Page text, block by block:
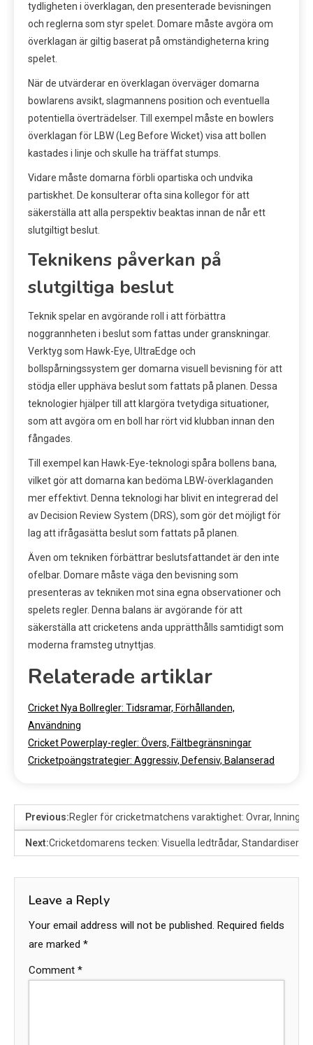
tydligheten i överklagan, den presenterade bevisningen
och reglerna som styr spelet. Domare måste avgöra om
överklagan är giltig baserat på omständigheterna kring
spelet.
När de utvärderar en överklagan överväger domarna
bowlarens avsikt, slagmannens position och eventuella
potentiella överträdelser. Till exempel måste en bowlers
överklagan för LBW (Leg Before Wicket) visa att bollen
kastades i linje och skulle ha träffat stumps.
Vidare måste domarna förbli opartiska och undvika
partiskhet. De konsulterar ofta sina kollegor för att
säkerställa att alla perspektiv beaktas innan de når ett
slutgiltigt beslut.
Teknikens påverkan på
slutgiltiga beslut
Teknik spelar en avgörande roll i att förbättra
noggrannheten i beslut som fattas under granskningar.
Verktyg som Hawk-Eye, UltraEdge och
bollspårningssystem ger domarna visuell bevisning för att
stödja eller upphäva beslut som fattats på planen. Dessa
teknologier hjälper till att klargöra tvetydiga situationer,
som att avgöra om en boll har rört vid klubban innan den
fångades.
Till exempel kan Hawk-Eye-teknologi spåra bollens bana,
vilket gör att domarna kan bedöma LBW-överklaganden
mer effektivt. Denna teknologi har blivit en integrerad del
av Decision Review System (DRS), som gör det möjligt för
lag att ifrågasätta beslut som fattats på planen.
Även om tekniken förbättrar beslutsfattandet är den inte
ofelbar. Domare måste väga den bevisning som
presenteras av tekniken mot sina egna observationer och
spelets regler. Denna balans är avgörande för att
säkerställa att cricketens anda upprätthålls samtidigt som
moderna framsteg utnyttjas.
Relaterade artiklar
Cricket Nya Bollregler: Tidsramar, Förhållanden,
Användning
Cricket Powerplay-regler: Övers, Fältbegränsningar
Cricketpoängstrategier: Aggressiv, Defensiv, Balanserad
Previous:Regler för cricketmatchens varaktighet: Ovrar,
Next:Cricketdomarens tecken: Visuella ledtrådar, Standardisering
Leave a Reply
Your email address will not be published. Required fields
are marked *
Comment *